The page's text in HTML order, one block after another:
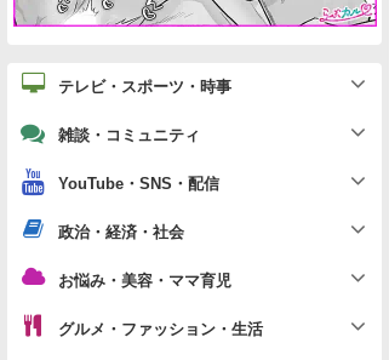
テレビ・スポーツ・時事
雑談・コミュニティ
YouTube・SNS・配信
政治・経済・社会
お悩み・美容・ママ育児
グルメ・ファッション・生活